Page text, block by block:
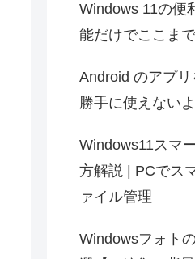
Windows 11の便
能だけでここま
Android のアプリ
勝手に使えない
Windows11スマ
方解説 | PCでス
ァイル管理
Windowsフォト